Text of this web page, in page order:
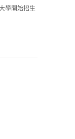
學開始招生